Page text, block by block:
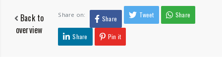
Back to
overview
Share on: Share Tweet Share
Share Pin it